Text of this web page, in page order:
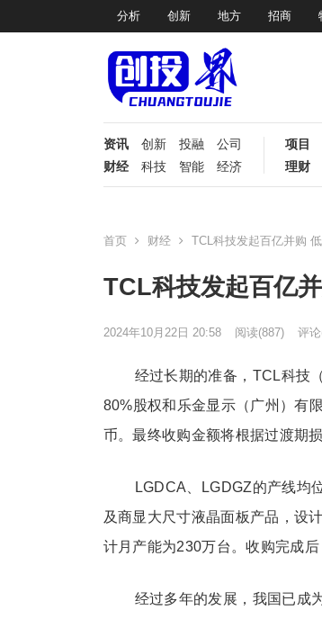
分析 创新 地方 招商
资讯 创新 投融
公司
财经
科技 智能 经济
项目
理财
首页 财经 TCL科技发起百亿并购
TCL科技发起百亿
2024年10月22日 20:58 阅读(887) 评
经过长期的准备，TCL科技
80%股权和乐金显示（广州）有
币。最终收购金额将根据过渡期
LGDCA、LGDGZ的产线均
及商显大尺寸液晶面板产品，设
计月产能为230万台。收购完成
经过多年的发展，我国已成